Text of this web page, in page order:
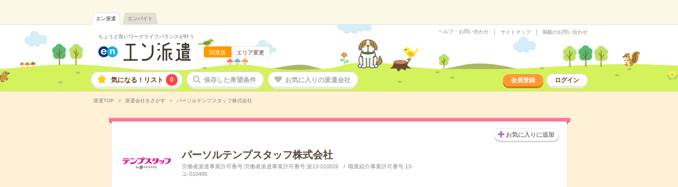
エン派遣 エンバイト
ちょうど良いワークライフバランスが叶う
関東版 エリア変更
ヘルプ・お問い合わせ サイトマップ 掲載のお問い合わせ
気になる！リスト 0 保存した希望条件 お気に入りの派遣会社 会員登録 ログイン
派遣TOP 派遣会社をさがす パーソルテンプスタッフ株式会社
パーソルテンプスタッフ株式会社
労働者派遣事業許可番号:労働者派遣事業許可番号:派13-010026
職業紹介事業許可番号:13-
ユ-010486
お気に入りに追加